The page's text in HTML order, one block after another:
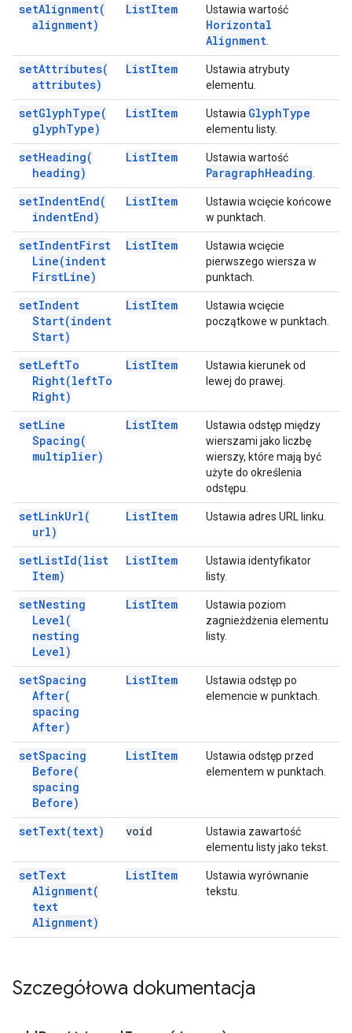
setAlignment(
alignment)
ListItem Ustawia wartość
Horizontal
Alignment
setAttributes(
attributes)
ListItem
Ustawia atrybuty
elementu.
setGlyphType(
glyphType)
ListItem Ustawia GlyphType
elementu listy.
setHeading(
heading)
ListItem Ustawia wartość
ParagraphHeading
setIndentEnd(
indentEnd)
ListItem
Ustawia wcięcie końcowe
w punktach.
setIndentFirst
Line(indent
FirstLine)
ListItem
Ustawia wcięcie
pierwszego wiersza w
punktach.
setIndent
Start(indent
Start)
ListItem
Ustawia wcięcie
początkowe w punktach.
setLeftTo
Right(leftTo
Right)
ListItem
Ustawia kierunek od
lewej do prawej.
setLine
Spacing(
multiplier)
ListItem
Ustawia odstęp między
wierszami jako liczbę
wierszy, które mają być
użyte do określenia
odstępu.
setLinkUrl(
url)
ListItem Ustawia adres URL linku.
setListId(list
Item)
ListItem
Ustawia identyfikator
listy.
setNesting
Level(
nesting
Level)
ListItem
Ustawia poziom
zagnieżdżenia elementu
listy.
setSpacing
After(
spacing
After)
ListItem
Ustawia odstęp po
elemencie w punktach.
setSpacing
Before(
spacing
Before)
ListItem
Ustawia odstęp przed
elementem w punktach.
setText(text) void
Ustawia zawartość
elementu listy jako tekst.
setText
Alignment(
text
Alignment)
ListItem
Ustawia wyrównanie
tekstu.
Szczegółowa dokumentacja